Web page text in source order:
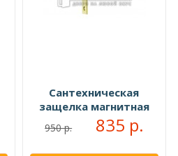
Сантехническая
защелка магнитная
золото
950 р. 835 р.